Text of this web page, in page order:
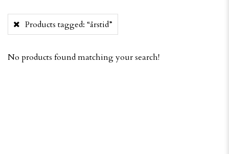
Products tagged: “årstid”
No products found matching your search!